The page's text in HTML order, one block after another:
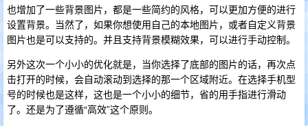
也增加了一些背景图片，都是一些简约的风格，可以更加方便的进行
设置背景。当然了，如果你想使用自己的本地图片，或者自定义背景
图片也是可以支持的。并且支持背景模糊效果，可以进行手动控制。
另外这次一个小小的优化就是，当你选择了底部的图片的话，再次点
击打开的时候，会自动滚动到选择的那一个区域附近。在选择手机型
号的时候也是这样，这也是一个小小的细节，省的用手指进行滑动
了。还是为了遵循“高效”这个原则。